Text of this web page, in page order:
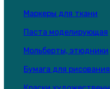
Маркеры для ткани
Паста моделирующая
Мольберты, этюдники
Бумага для рисования